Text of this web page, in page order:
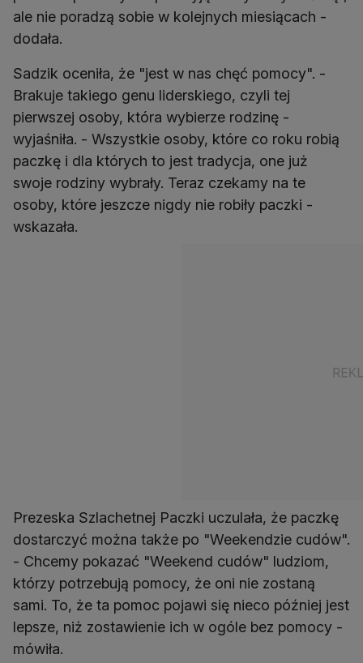
ale nie poradzą sobie w kolejnych miesiącach -
Sadzik oceniła, że "jest w nas chęć pomocy". -
Brakuje takiego genu liderskiego, czyli tej
pierwszej osoby, która wybierze rodzinę -
wyjaśniła. - Wszystkie osoby, które co roku robią
paczkę i dla których to jest tradycja, one już
swoje rodziny wybrały. Teraz czekamy na te
osoby, które jeszcze nigdy nie robiły paczki -
Prezeska Szlachetnej Paczki uczulała, że paczkę
dostarczyć można także po "Weekendzie cudów".
- Chcemy pokazać "Weekend cudów" ludziom,
którzy potrzebują pomocy, że oni nie zostaną
sami. To, że ta pomoc pojawi się nieco później jest
lepsze, niż zostawienie ich w ogóle bez pomocy -